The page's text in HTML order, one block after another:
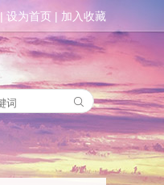
| 设为首页 | 加入收藏